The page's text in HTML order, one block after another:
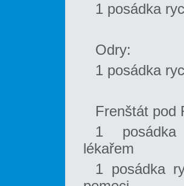
1 posádka
Odry:
1 posádka
Frenštát pod
1
lékařem
1 posádka